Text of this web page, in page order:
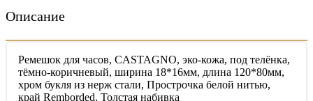
Описание
Ремешок для часов, CASTAGNO, эко-кожа, под телёнка,
тёмно-коричневый, ширина 18*16мм, длина 120*80мм,
хром букля из нерж стали, Прострочка белой нитью,
край Remborded, Толстая набивка